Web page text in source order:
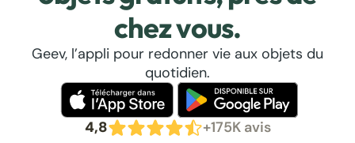
chez vous.
Geev, l’appli pour redonner vie aux objets du
quotidien.
4,8 +175K avis